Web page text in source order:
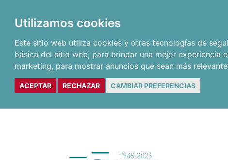
Utilizamos cookies
Este sitio web utiliza cookies y otras tecnologías de
básica del sitio web, para brindar una mejor experiencia
marketing, para mostrar anuncios que sean más
ACEPTAR RECHAZAR CAMBIAR PREFERENCIAS